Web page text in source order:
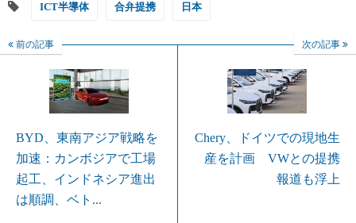
ICT半導体 合弁提携 日本
前の記事
BYD、東南アジア戦略を
加速：カンボジアで工場
起工、インドネシア進出
は順調、ベト...
次の記事
Chery、ドイツでの現地生
産を計画 VWとの提携
報道も浮上